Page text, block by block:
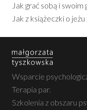
Jak grać sobą i swoim
Jak z książeczki o
Wsparcie
Terapia par.
Szkolenia z obszaru